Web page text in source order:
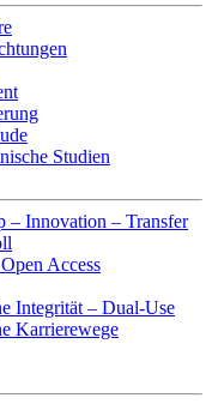
Studien
– Innovation – Transfer
Access
Integrität – Dual-Use
Karrierewege